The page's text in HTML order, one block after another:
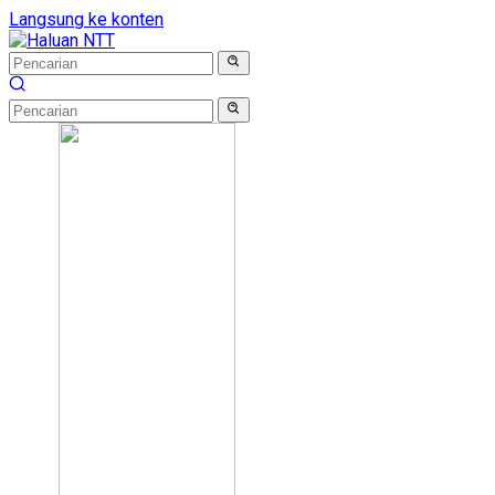
Langsung ke konten